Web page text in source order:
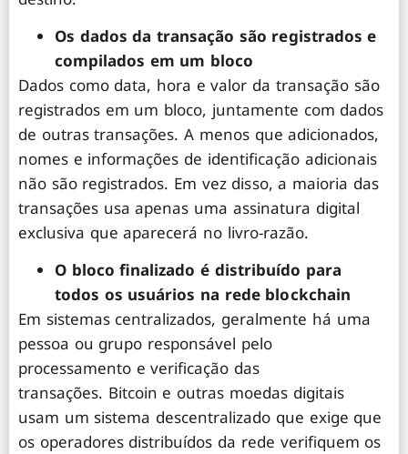
Os dados da transação são registrados e
compilados em um bloco
Dados como data, hora e valor da transação são
registrados em um bloco, juntamente com dados
de outras transações. A menos que adicionados,
nomes e informações de identificação adicionais
não são registrados. Em vez disso, a maioria das
transações usa apenas uma assinatura digital
exclusiva que aparecerá no livro-razão.
O bloco finalizado é distribuído para
todos os usuários na rede blockchain
Em sistemas centralizados, geralmente há uma
pessoa ou grupo responsável pelo
processamento e verificação das
transações. Bitcoin e outras moedas digitais
usam um sistema descentralizado que exige que
os operadores distribuídos da rede verifiquem os